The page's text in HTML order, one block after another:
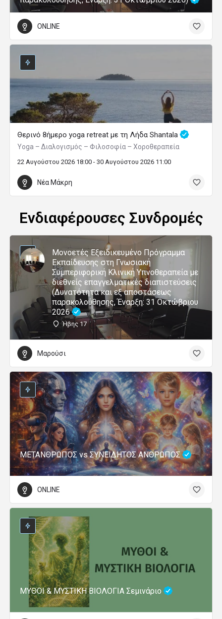
ONLINE
Θερινό 8ήμερο yoga retreat με τη Λήδα Shantala
Yoga – Διαλογισμός – Φιλοσοφία – Χοροθεραπεία
22 Αυγούστου 2026 18:00 - 30 Αυγούστου 2026 11:00
Νέα Μάκρη
Ενδιαφέρουσες Συνδρομές
Μονοετές Εξειδικευμένο Πρόγραμμα
Εκπαίδευσης στη Γνωσιακή
Συμπεριφορική Κλινική Υπνοθεραπεία με
διεθνείς επαγγελματικές διαπιστεύσεις
(Δυνατότητα και εξ αποστάσεως
παρακολούθησης, Έναρξη: 31 Οκτώβριου
2026
Ήβης 17
Μαρούσι
ΜΕΤΑΝΘΡΩΠΟΣ vs ΣΥΝΕΙΔΗΤΟΣ ΑΝΘΡΩΠΟΣ
ONLINE
ΜΥΘΟΙ & ΜΥΣΤΙΚΗ ΒΙΟΛΟΓΙΑ Σεμινάριο